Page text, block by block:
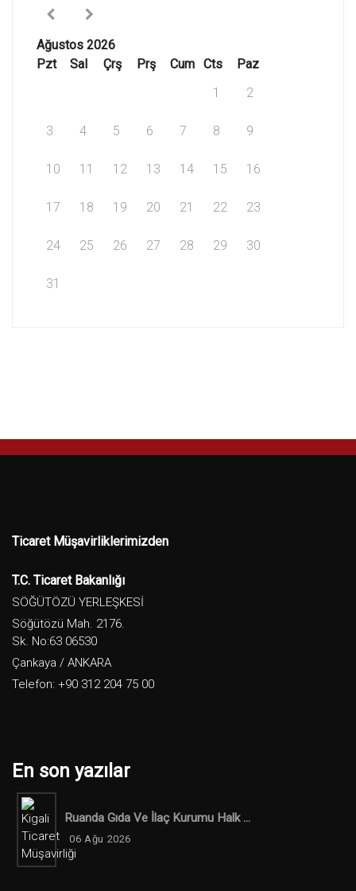
Ağustos 2026
Pzt
Sal Çrş Prş Cum Cts
Paz
1
2
3 4 5 6 7 8 9
10 11 12 13 14 15 16
17 18 19 20 21 22 23
24 25 26 27 28 29 30
31
Ticaret Müşavirliklerimizden
T.C. Ticaret Bakanlığı
SÖĞÜTÖZÜ YERLEŞKESİ
Söğütözü Mah. 2176.
Sk. No:63 06530
Çankaya / ANKARA
Telefon: +90 312 204 75 00
En son yazılar
Ruanda Gıda Ve İlaç Kurumu Halk ...
06 Ağu 2026